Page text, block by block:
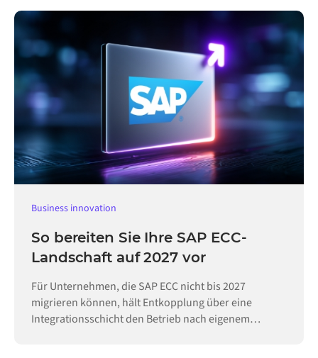
Business innovation
So bereiten Sie Ihre SAP ECC-
Landschaft auf 2027 vor
Für Unternehmen, die SAP ECC nicht bis 2027
migrieren können, hält Entkopplung über eine
Integrationsschicht den Betrieb nach eigenem